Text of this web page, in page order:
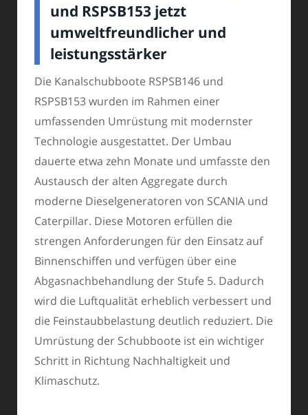
und RSPSB153 jetzt
umweltfreundlicher und
leistungsstärker
Die Kanalschubboote RSPSB146 und
RSPSB153 wurden im Rahmen einer
umfassenden Umrüstung mit modernster
Technologie ausgestattet. Der Umbau
dauerte etwa zehn Monate und umfasste den
Austausch der alten Aggregate durch
moderne Dieselgeneratoren von SCANIA und
Caterpillar. Diese Motoren erfüllen die
strengen Anforderungen für den Einsatz auf
Binnenschiffen und verfügen über eine
Abgasnachbehandlung der Stufe 5. Dadurch
wird die Luftqualität erheblich verbessert und
die Feinstaubbelastung deutlich reduziert. Die
Umrüstung der Schubboote ist ein wichtiger
Schritt in Richtung Nachhaltigkeit und
Klimaschutz.